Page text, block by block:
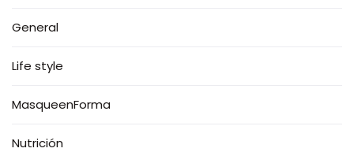
General
Life style
MasqueenForma
Nutrición